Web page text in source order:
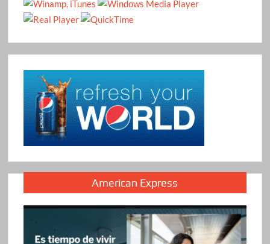
American Express